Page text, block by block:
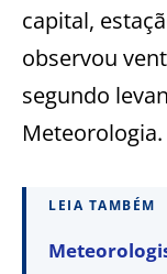
capital,
observou
segundo
Meteorologia.
LEIA TAMBÉM